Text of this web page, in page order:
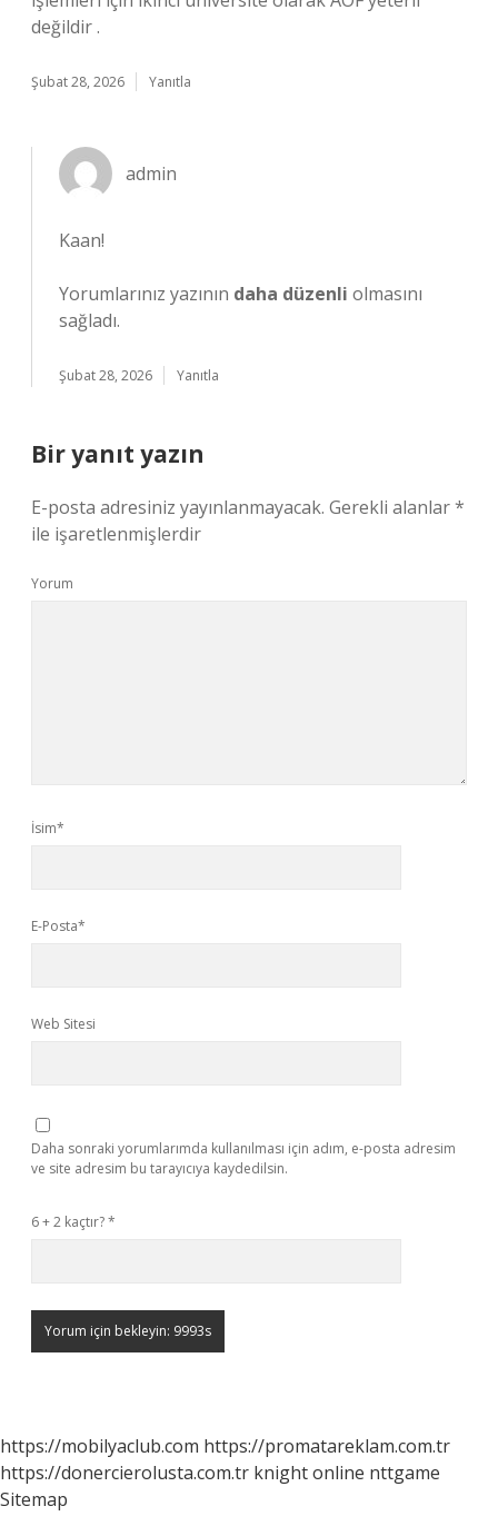
değildir .
Şubat 28, 2026 Yanıtla
admin
Kaan!
Yorumlarınız yazının daha düzenli olmasını
sağladı.
Şubat 28, 2026 Yanıtla
Bir yanıt yazın
E-posta adresiniz yayınlanmayacak. Gerekli alanlar*
ile işaretlenmişlerdir
Yorum
İsim*
E-Posta*
Web Sitesi
Daha sonraki yorumlarımda kullanılması için adım, e-posta adresim
ve site adresim bu tarayıcıya kaydedilsin.
6 + 2 kaçtır?*
https://mobilyaclub.com https://promatareklam.com.tr
https://donercierolusta.com.tr knight online nttgame
Sitemap